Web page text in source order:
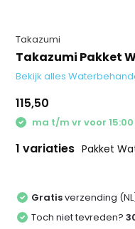
Takazumi
Takazumi Pakket
Bekijk alles
115,50
ma t/m vr voor
1 variaties Pakket
Gratisverzending
Toch niet tevreden?